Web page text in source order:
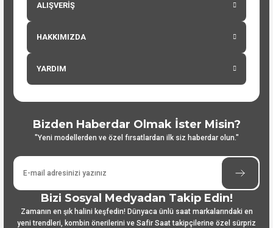
ALIŞVERİŞ
HAKKIMIZDA
YARDIM
Bizden Haberdar Olmak İster Misin?
"Yeni modellerden ve özel fırsatlardan ilk siz haberdar olun."
Bizi Sosyal Medyadan Takip Edin!
Zamanın en şık halini keşfedin! Dünyaca ünlü saat markalarındaki en
yeni trendleri, kombin önerilerini ve Safir Saat takipçilerine özel sürpriz